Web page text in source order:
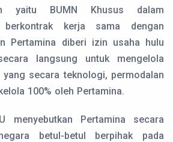
yaitu BUMN Khusus dalam
berkontrak kerja sama dengan
Pertamina diberi izin usaha hulu
langsung untuk mengelola
secara teknologi, permodalan
100% oleh Pertamina.
menyebutkan Pertamina secara
betul-betul berpihak pada